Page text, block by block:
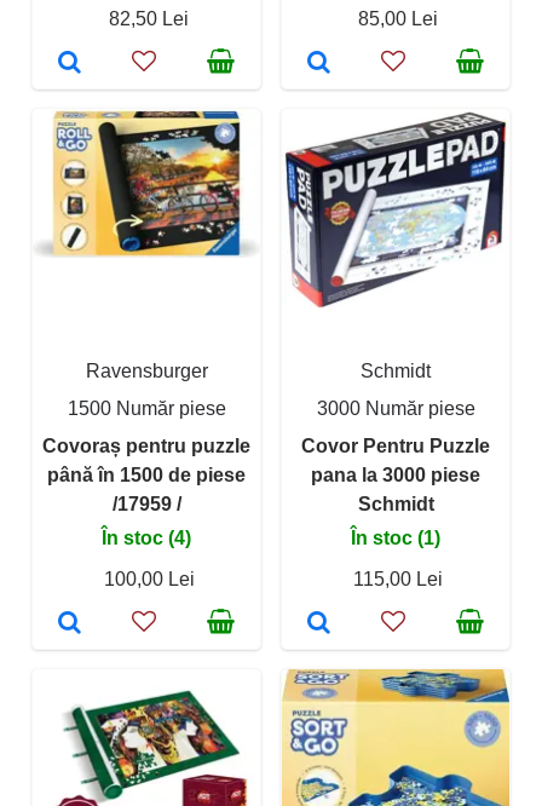
82,50 Lei 85,00 Lei
Ravensburger
1500 Număr piese
Covoraș pentru puzzle
până în 1500 de piese
/17959 /
În stoc (4)
100,00 Lei
Schmidt
3000 Număr piese
Covor Pentru Puzzle
pana la 3000 piese
Schmidt
În stoc (1)
115,00 Lei